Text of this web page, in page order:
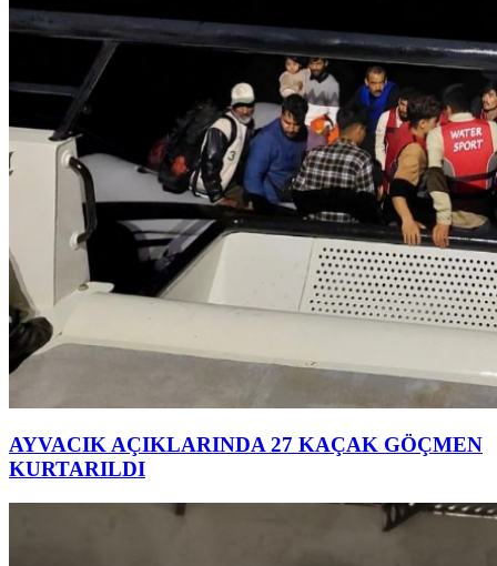
AYVACIK AÇIKLARINDA 27 KAÇAK GÖÇMEN
KURTARILDI